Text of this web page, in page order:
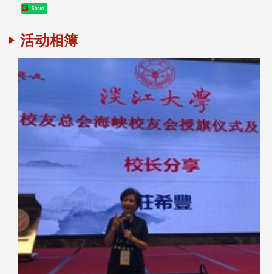
Share
活动相簿